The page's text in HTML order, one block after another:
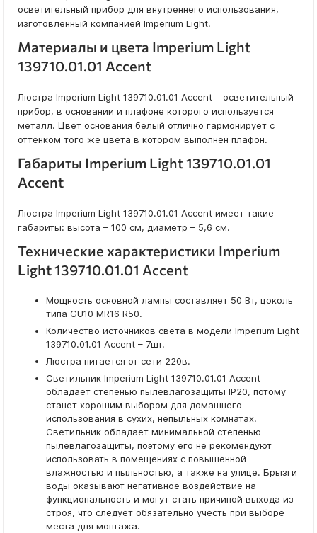
осветительный прибор для внутреннего использования,
изготовленный компанией Imperium Light.
Материалы и цвета Imperium Light
139710.01.01 Accent
Люстра Imperium Light 139710.01.01 Accent – осветительный
прибор, в основании и плафоне которого используется
металл. Цвет основания белый отлично гармонирует с
оттенком того же цвета в котором выполнен плафон.
Габариты Imperium Light 139710.01.01
Accent
Люстра Imperium Light 139710.01.01 Accent имеет такие
габариты: высота – 100 см, диаметр – 5,6 см.
Технические характеристики Imperium
Light 139710.01.01 Accent
Мощность основной лампы составляет 50 Вт, цоколь
типа GU10 MR16 R50.
Количество источников света в модели Imperium Light
139710.01.01 Accent – 7шт.
Люстра питается от сети 220в.
Светильник Imperium Light 139710.01.01 Accent
обладает степенью пылевлагозащиты IP20, потому
станет хорошим выбором для домашнего
использования в сухих, непыльных комнатах.
Светильник обладает минимальной степенью
пылевлагозащиты, поэтому его не рекомендуют
использовать в помещениях с повышенной
влажностью и пыльностью, а также на улице. Брызги
воды оказывают негативное воздействие на
функциональность и могут стать причиной выхода из
строя, что следует обязательно учесть при выборе
места для монтажа.